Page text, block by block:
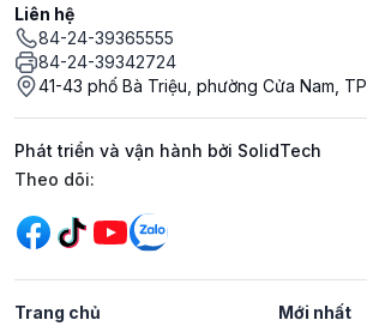
Liên hệ
84-24-39365555
84-24-39342724
41-43 phố Bà Triệu, phường Cửa Nam,
Phát triển và vận hành bởi SolidTech
Mạng xã hội
Theo dõi:
Trang chủ Mới nhất